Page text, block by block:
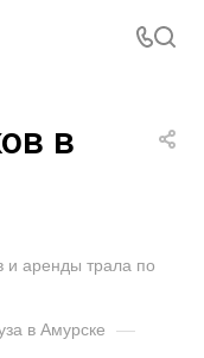
в
и аренды трала по
в Амурске —